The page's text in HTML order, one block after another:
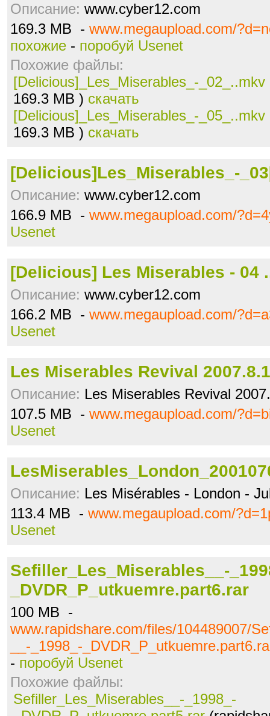
Описание: www.cyber12.com
169.3 MB - www.megaupload.com/
похожие - поробуй Usenet
Похожие файлы:
[Delicious]_Les_Miserables_-_02_..mkv
169.3 MB ) скачать
[Delicious]_Les_Miserables_-_05_..mkv
169.3 MB ) скачать
[Delicious]Les_Miserables_-
Описание: www.cyber12.com
166.9 MB - www.megaupload.com/
Usenet
[Delicious] Les Miserables - 04
Описание: www.cyber12.com
166.2 MB - www.megaupload.com/
Usenet
Les Miserables Revival
Описание: Les Miserables Revival
107.5 MB - www.megaupload.com/
Usenet
Описание: Les Misérables - London -
113.4 MB - www.megaupload.com/
Usenet
Sefiller_Les_Miserables__-
_DVDR_P_utkuemre.part6.rar
100 MB -
www.rapidshare.com/files/104489007/
__-_1998_-
- поробуй Usenet
Похожие файлы:
Sefiller_Les_Miserables__-_1998_-